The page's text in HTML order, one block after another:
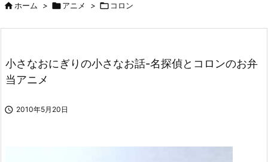


検索
ホーム > アニメ >  コロン
小さなおにぎりの小さなお話-名探偵とコロンのお弁
当アニメ
 2010年5月20日